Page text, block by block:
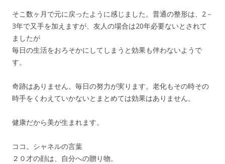
そこ数ヶ月で元に戻ったように感じました。普通の整形は、2－
3年で又手を加えますが、友人の場合は20年必要ないとされて
ましたが
毎日の生活をおろそかにしてしまうと効果も伴わないようで
す。
奇跡はありません。毎日の努力が実ります。老化もその時その
時手をくわえていかないとまとめては効果はありません。
健康だから美が生まれます。
ココ。シャネルの言葉
２０才の顔は、自分への贈り物。